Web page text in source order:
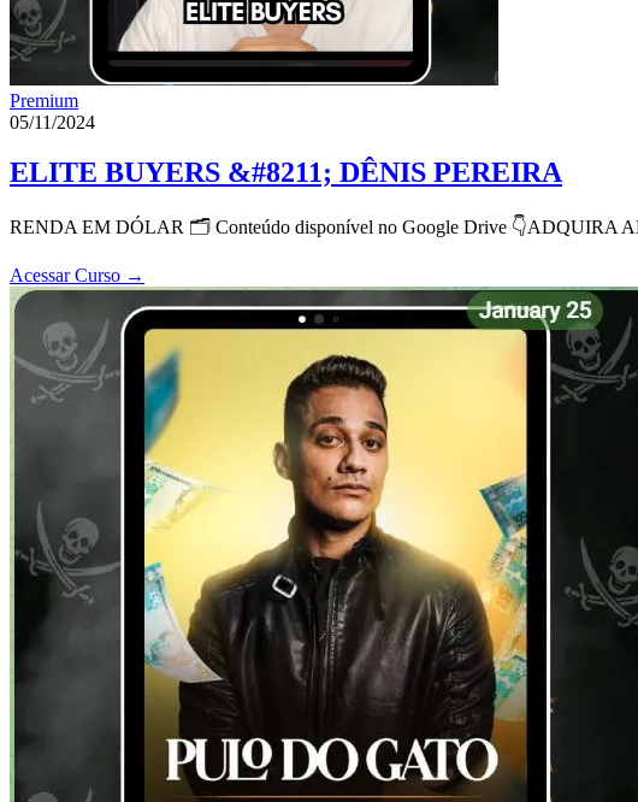
Premium
05/11/2024
ELITE BUYERS &#8211; DÊNIS PEREIRA
RENDA EM DÓLAR 🗂 Conteúdo disponível no Google Drive 👇ADQUIRA
Acessar Curso →